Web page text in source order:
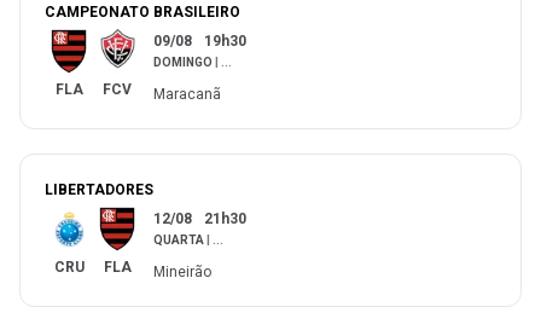
CAMPEONATO BRASILEIRO
FLA FCV
09/08 19h30
DOMINGO
Maracanã
LIBERTADORES
CRU FLA
12/08 21h30
QUARTA
Mineirão